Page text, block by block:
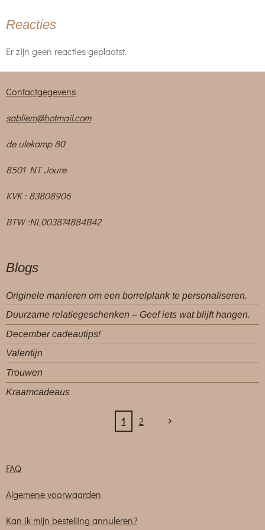
Reacties
Er zijn geen reacties geplaatst.
Contactgegevens
sabliem@hotmail.com
de ulekamp 80
8501 NT Joure
KVK : 83808906
BTW :NL003874884B42
Blogs
Originele manieren om een borrelplank te personaliseren.
Duurzame relatiegeschenken – Geef iets wat blijft hangen.
December cadeautips!
Valentijn
Trouwen
Kraamcadeaus
1 2
FAQ
Algemene voorwaarden
Kan ik mijn bestelling annuleren?